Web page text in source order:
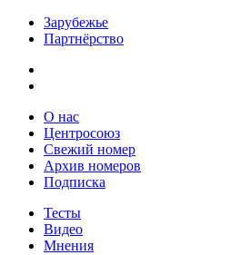
Зарубежье
Партнёрство
О нас
Центросоюз
Свежий номер
Архив номеров
Подписка
Тесты
Видео
Мнения